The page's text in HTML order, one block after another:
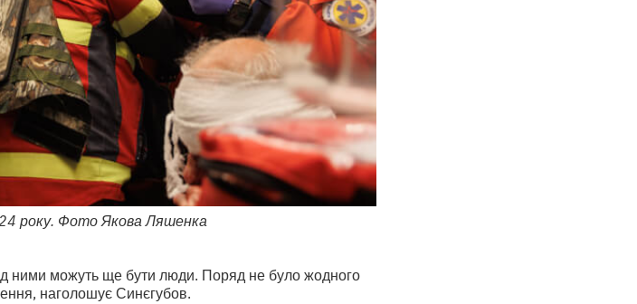
року. Фото Якова Ляшенка
ними можуть ще бути люди. Поряд не було жодного
наголошує Синєгубов.